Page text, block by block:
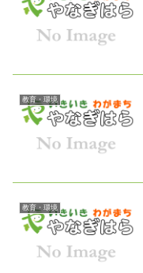
教育・環境
教育・環境